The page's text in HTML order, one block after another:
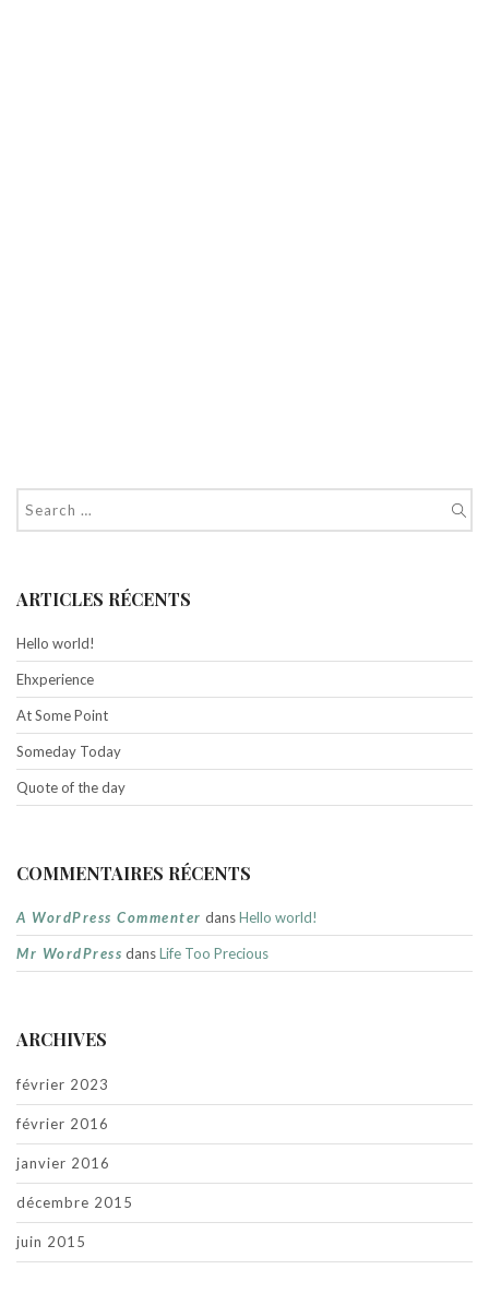
ARTICLES RÉCENTS
Hello world!
Ehxperience
At Some Point
Someday Today
Quote of the day
COMMENTAIRES RÉCENTS
A WordPress Commenter dansHello world!
Mr WordPress dansLife Too Precious
ARCHIVES
février 2023
février 2016
janvier 2016
décembre 2015
juin 2015